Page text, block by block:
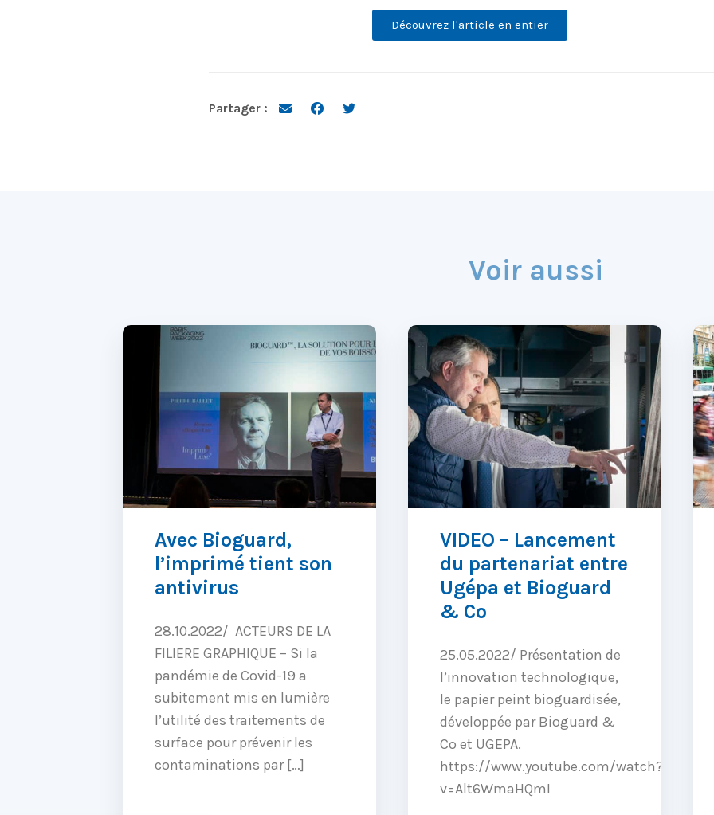
Découvrez l'article en entier
Partager :
Voir aussi
Avec Bioguard,
l’imprimé tient son
antivirus
28.10.2022/ ACTEURS DE LA
FILIERE GRAPHIQUE – Si la
pandémie de Covid-19 a
subitement mis en lumière
l’utilité des traitements de
surface pour prévenir les
contaminations par […]
VIDEO – Lancement
du partenariat entre
Ugépa et Bioguard
& Co
25.05.2022/ Présentation de
l’innovation technologique,
le papier peint bioguardisée,
développée par Bioguard &
Co et UGEPA.
https://www.youtube.com/watch?
v=Alt6WmaHQmI